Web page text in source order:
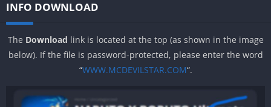
INFO DOWNLOAD
The Download link is located at the top (as shown in the image
below). If the file is password-protected, please enter the word
“WWW.MCDEVILSTAR.COM“.